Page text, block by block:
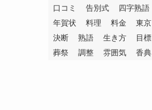
口コミ
告別式 四字熟語
年賀状
料理 料金 東京
決断
熟語 生き方 目標
葬祭
調整 雰囲気 香典